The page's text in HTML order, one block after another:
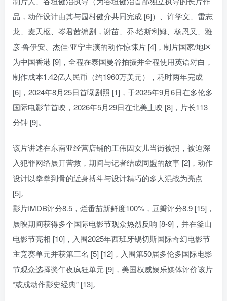
品，动作设计由其与园村健介共同完成 [6]）、许学文、雷志
龙、麦天枢、岑君茜编剧，谢苗、乔·塔斯利姆、杨恩又、雅
彦·鲁伊安、杰佳·亚宁主演的动作惊悚片 [4]，制片国家/地区
为中国香港 [9]，全程在泰国曼谷拍摄并全程使用英语对白，
制作成本1.42亿人民币（约1960万美元），耗时两年完成
[6]，2024年8月25日首曝剧照 [1]，于2025年9月6日在多伦多
国际电影节首映，2026年5月29日在北美上映 [8]，片长113
分钟 [9]。
该片讲述在东南亚经营店铺的王伟因女儿当街被拐，被迫深
入犯罪网络展开营救，期间与记者结成同盟的故事 [2]，动作
设计以拳拳到骨的近身搏斗与设计精巧的多人混战为亮点
[5]。
影片IMDB评分8.5，烂番茄新鲜度100%，豆瓣评分8.9 [15]，
展映期间获得多个国际电影节观众热烈反响 [8-9]，并在釜山
电影节亮相 [10]，入围2025年西班牙锡切斯国际奇幻电影节
主竞赛单元并获第三名 [5] [12]，入围第50届多伦多国际电影
节观众选择奖午夜疯狂单元 [9]，美国权威娱乐媒体评价该片
“或成动作影史经典” [13]。